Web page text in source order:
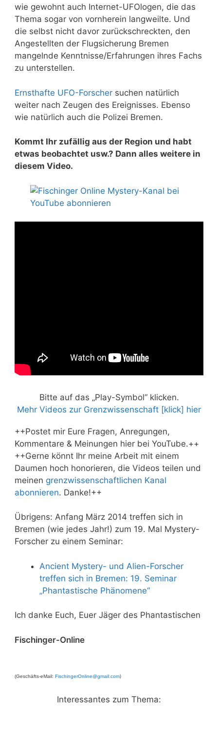
wie gewohnt auch Internet-UFOlogen, die das
Thema sogar von vornherein langweilte. Und
die selbst nicht davor zurückschreckten, den
Angestellten der Flugsicherung Bremen
mangelnde Kenntnisse/Erfahrungen ihres Fachs
zu unterstellen.
Ernsthafte UFO-Forscher suchen natürlich
weiter nach Zeugen des Ereignisses. Ebenso
wie natürlich auch die Polizei Bremen.
Kommt Ihr zufällig aus der Region und habt
etwas beobachtet usw.? Dann alles weitere in
diesem Video.
Bitte auf das „Play-Symbol“ klicken.
Mehr Videos zur Grenzwissenschaft [klick] hier
++Postet mir Eure Fragen, Anregungen,
Kommentare & Meinungen hier bei YouTube.++
++Gerne könnt Ihr meine Arbeit mit einem
Daumen hoch honorieren, die Videos teilen und
meinen grenzwissenschaftlichen Kanal
abonnieren. Danke!++
Übrigens: Anfang März 2014 treffen sich in
Bremen (wie jedes Jahr!) zum 19. Mal Mystery-
Forscher zu einem Seminar:
Ancient Mystery- und Alien-Forscher
treffen sich in Bremen: 19. Seminar
„Phantastische Phänomene“
Ich danke Euch, Euer Jäger des Phantastischen
Fischinger-Online
(Geschäfts-eMail: FischingerOnline@gmail.com)
Interessantes zum Thema: